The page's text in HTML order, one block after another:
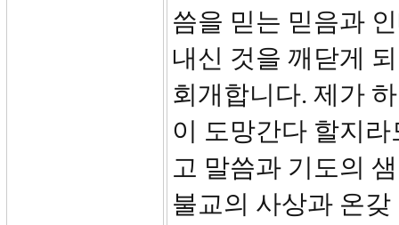
씀을 믿는 믿음과
내신 것을 깨닫게
회개합니다. 제가
이 도망간다 할지
고 말씀과 기도의
불교의 사상과 온